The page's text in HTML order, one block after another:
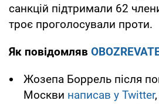
санкцій підтримали 62
троє проголосували проти.
Як повідомляв
Жозепа Боррель після
Москви написав у Twitter